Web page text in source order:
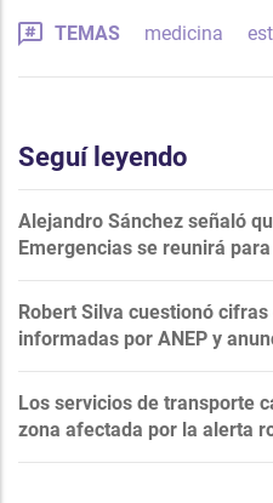
TEMAS medicina
Seguí leyendo
Alejandro Sánchez señaló
Emergencias se reunirá
Robert Silva cuestionó
informadas por ANEP y
Los servicios de transporte
zona afectada por la alerta